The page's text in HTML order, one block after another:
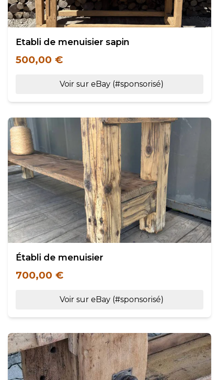
Etabli de menuisier sapin
500,00 €
Voir sur eBay (#sponsorisé)
Établi de menuisier
700,00 €
Voir sur eBay (#sponsorisé)